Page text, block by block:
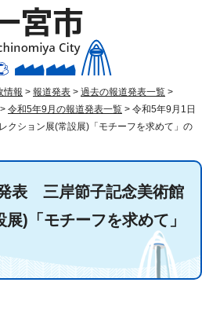
情報 > 報道発表 > 過去の報道発表一覧 >
> 令和5年9月の報道発表一覧 > 令和5年9月1日
ション展(常設展)「モチーフを求めて」の
表 三岸節子記念美術館
)「モチーフを求めて」